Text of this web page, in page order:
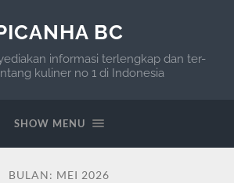
BC
informasi terlengkap dan ter-
kuliner no 1 di Indonesia
SHOW MENU
BULAN: MEI 2026